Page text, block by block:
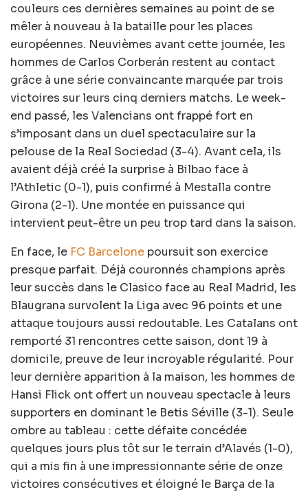
couleurs ces dernières semaines au point de se
mêler à nouveau à la bataille pour les places
européennes. Neuvièmes avant cette journée, les
hommes de Carlos Corberán restent au contact
grâce à une série convaincante marquée par trois
victoires sur leurs cinq derniers matchs. Le week-
end passé, les Valencians ont frappé fort en
s’imposant dans un duel spectaculaire sur la
pelouse de la Real Sociedad (3-4). Avant cela, ils
avaient déjà créé la surprise à Bilbao face à
l’Athletic (0-1), puis confirmé à Mestalla contre
Girona (2-1). Une montée en puissance qui
intervient peut-être un peu trop tard dans la saison.
En face, le FC Barcelone poursuit son exercice
presque parfait. Déjà couronnés champions après
leur succès dans le Clasico face au Real Madrid, les
Blaugrana survolent la Liga avec 96 points et une
attaque toujours aussi redoutable. Les Catalans ont
remporté 31 rencontres cette saison, dont 19 à
domicile, preuve de leur incroyable régularité. Pour
leur dernière apparition à la maison, les hommes de
Hansi Flick ont offert un nouveau spectacle à leurs
supporters en dominant le Betis Séville (3-1). Seule
ombre au tableau : cette défaite concédée
quelques jours plus tôt sur le terrain d’Alavés (1-0),
qui a mis fin à une impressionnante série de onze
victoires consécutives et éloigné le Barça de la